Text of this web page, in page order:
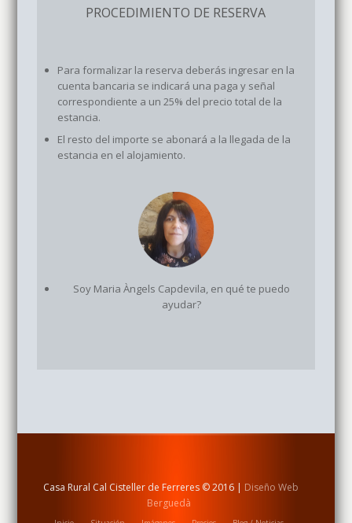
PROCEDIMIENTO DE RESERVA
Para formalizar la reserva deberás ingresar en la
cuenta bancaria se indicará una paga y señal
correspondiente a un 25% del precio total de la
estancia.
El resto del importe se abonará a la llegada de la
estancia en el alojamiento.
Soy Maria Àngels Capdevila, en qué te puedo
ayudar?
Casa Rural Cal Cisteller de Ferreres © 2016 | Diseño Web
Berguedà